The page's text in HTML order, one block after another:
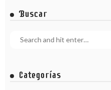
Buscar
Categorías